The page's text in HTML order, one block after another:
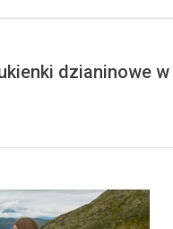
dzianinowe w